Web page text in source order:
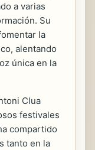
a varias
Su
la
alentando
única en la
Clua
festivales
compartido
tanto en la